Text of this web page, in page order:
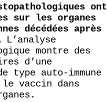
ont
sur les organes
décédées après
L’analyse
montre des
d’une
type auto-immune
vaccin dans